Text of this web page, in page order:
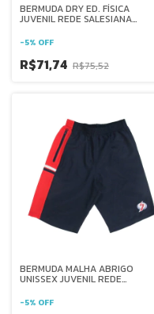
BERMUDA DRY ED. FÍSICA
JUVENIL REDE SALESIANA
-5% OFF
R$71,74 R$75,52
BERMUDA MALHA ABRIGO
UNISSEX JUVENIL REDE
-5% OFF